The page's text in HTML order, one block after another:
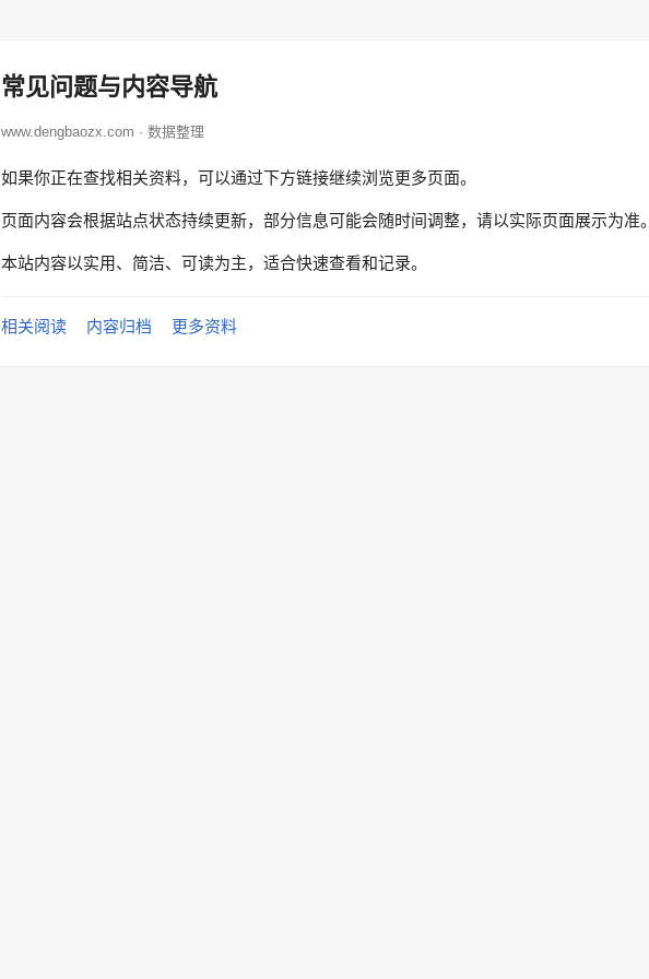
常见问题与内容导航
www.dengbaozx.com · 数据整理
如果你正在查找相关资料，可以通过下方链接继续浏览更多页面。
页面内容会根据站点状态持续更新，部分信息可能会随时间调整，请以实际页面展示为准。
本站内容以实用、简洁、可读为主，适合快速查看和记录。
相关阅读 内容归档 更多资料